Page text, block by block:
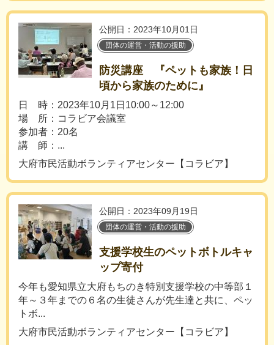
公開日：2023年10月01日
団体の運営・活動の援助
防災講座 『ペットも家族！日
頃から家族のために』
日 時：2023年10月1日10:00～12:00
場 所：コラビア会議室
参加者：20名
講 師：...
大府市民活動ボランティアセンター【コラビア】
公開日：2023年09月19日
団体の運営・活動の援助
支援学校生のペットボトルキャ
ップ寄付
今年も愛知県立大府もちのき特別支援学校の中等部１
年～３年までの６名の生徒さんが先生達と共に、ペッ
トボ...
大府市民活動ボランティアセンター【コラビア】